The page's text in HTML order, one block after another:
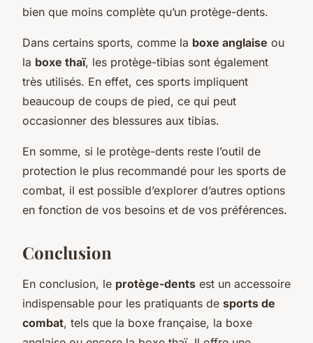
bien que moins complète qu’un protège-dents.
Dans certains sports, comme la boxe anglaise ou
la boxe thaï, les protège-tibias sont également
très utilisés. En effet, ces sports impliquent
beaucoup de coups de pied, ce qui peut
occasionner des blessures aux tibias.
En somme, si le protège-dents reste l’outil de
protection le plus recommandé pour les sports de
combat, il est possible d’explorer d’autres options
en fonction de vos besoins et de vos préférences.
Conclusion
En conclusion, le protège-dents est un accessoire
indispensable pour les pratiquants de sports de
combat, tels que la boxe française, la boxe